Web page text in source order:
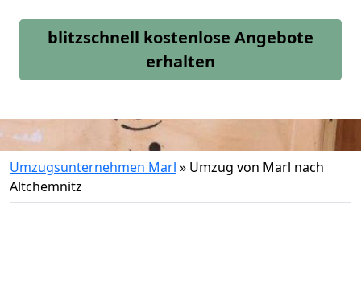
blitzschnell kostenlose Angebote
erhalten
Umzugsunternehmen Marl » Umzug von Marl nach
Altchemnitz